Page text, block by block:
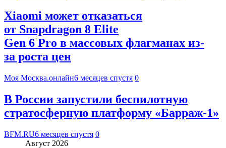
Xiaomi может отказаться
от Snapdragon 8 Elite
Gen 6 Pro в массовых флагманах из-
за роста цен
Моя Москва.онлайн6 месяцев спустя 0
В России запустили беспилотную
стратосферную платформу «Барраж-1»
BFM.RU6 месяцев спустя 0
Август 2026